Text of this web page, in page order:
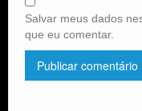
Salvar meus dados
que eu comentar.